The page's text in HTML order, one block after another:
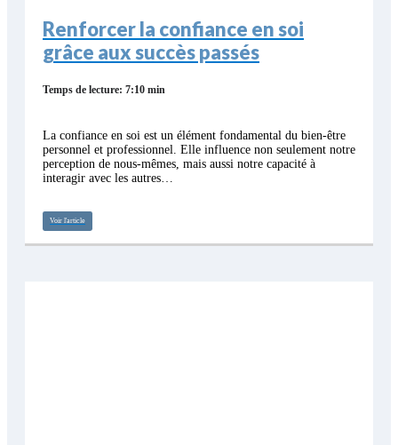
Renforcer la confiance en soi
grâce aux succès passés
Temps de lecture: 7:10 min
La confiance en soi est un élément fondamental du bien-être
personnel et professionnel. Elle influence non seulement notre
perception de nous-mêmes, mais aussi notre capacité à
interagir avec les autres…
Voir l'article